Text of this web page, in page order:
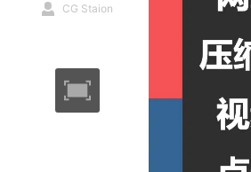
CG Staion